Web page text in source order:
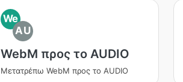
We
AU
WebM προς το AUDIO
Μετατρέπω WebM προς το AUDIO